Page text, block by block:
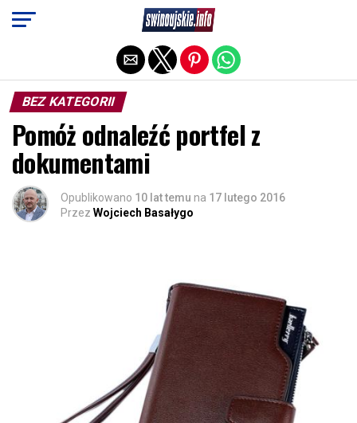
BEZ KATEGORII
Pomóż odnaleźć portfel z
dokumentami
Opublikowano 10 lat temu na 17 lutego 2016
Przez Wojciech Basałygo
Exit mobile version